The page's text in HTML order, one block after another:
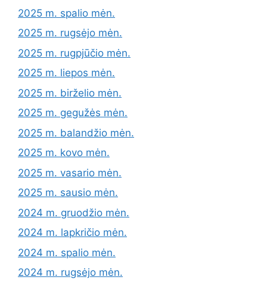
2025 m. spalio mėn.
2025 m. rugsėjo mėn.
2025 m. rugpjūčio mėn.
2025 m. liepos mėn.
2025 m. birželio mėn.
2025 m. gegužės mėn.
2025 m. balandžio mėn.
2025 m. kovo mėn.
2025 m. vasario mėn.
2025 m. sausio mėn.
2024 m. gruodžio mėn.
2024 m. lapkričio mėn.
2024 m. spalio mėn.
2024 m. rugsėjo mėn.